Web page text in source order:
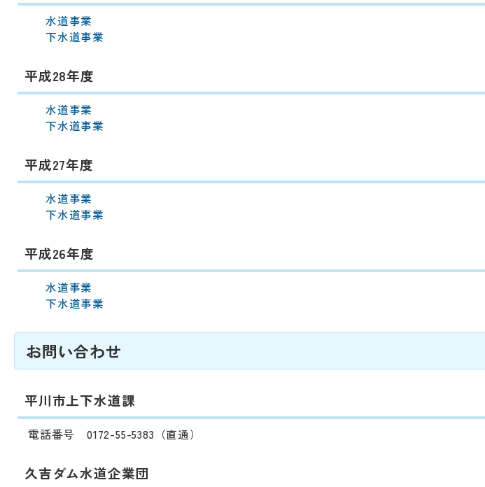
水道事業
下水道事業
平成28年度
水道事業
下水道事業
平成27年度
水道事業
下水道事業
平成26年度
水道事業
下水道事業
お問い合わせ
平川市上下水道課
電話番号 0172-55-5383（直通）
久吉ダム水道企業団